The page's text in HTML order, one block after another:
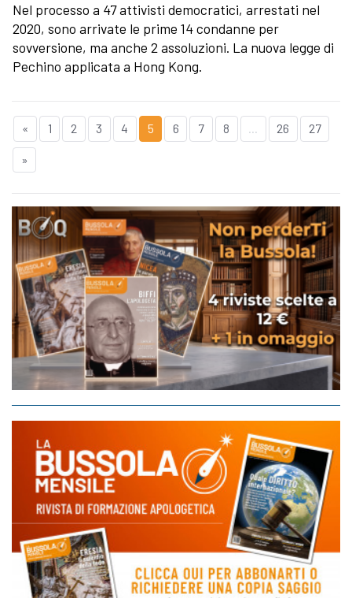
Nel processo a 47 attivisti democratici, arrestati nel
2020, sono arrivate le prime 14 condanne per
sovversione, ma anche 2 assoluzioni. La nuova legge di
Pechino applicata a Hong Kong.
« 1 2 3 4 5 6 7 8 ... 26 27
»